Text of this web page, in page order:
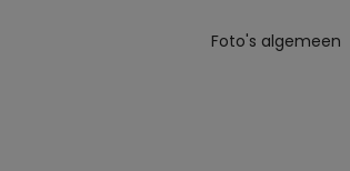
Foto's algemeen